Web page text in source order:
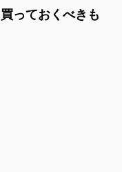
っておくべきも